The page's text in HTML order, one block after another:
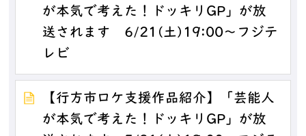
が本気で考えた！ドッキリGP」が放
送されます 6/21(土)19:00～フジテ
レビ
【行方市ロケ支援作品紹介】「芸能人
が本気で考えた！ドッキリGP」が放